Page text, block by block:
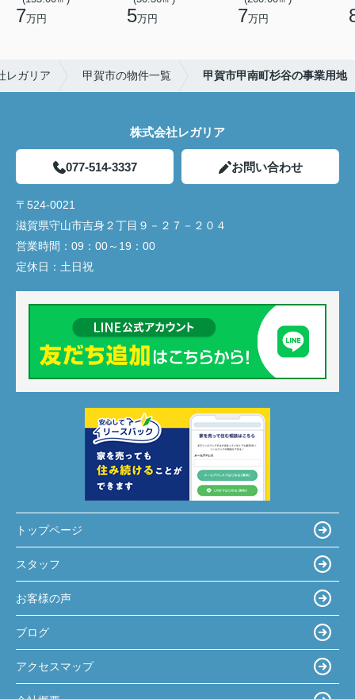
7万円 5万円 7万円
レガリア 甲賀市の物件一覧 甲賀市甲南町杉谷の事業用地
株式会社レガリア
077-514-3337 お問い合わせ
〒524-0021
滋賀県守山市吉身２丁目９－２７－２０４
営業時間： 09：00～19：00
定休日： 土日祝
トップページ
スタッフ
お客様の声
ブログ
アクセスマップ